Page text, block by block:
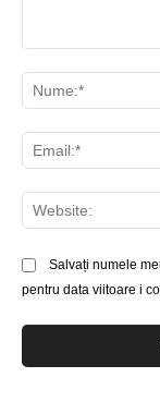
Salvați numele
pentru data viitoare i